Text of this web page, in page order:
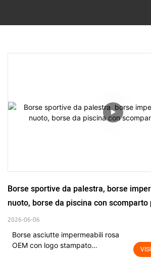
Borse sportive da palestra, borse
nuoto, borse da piscina con scomparto
2026-06-06
Borse asciutte impermeabili rosa
OEM con logo stampato